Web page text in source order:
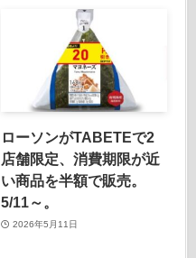
ローソンがTABETEで2
店舗限定、消費期限が近
い商品を半額で販売。
5/11～。
2026年5月11日